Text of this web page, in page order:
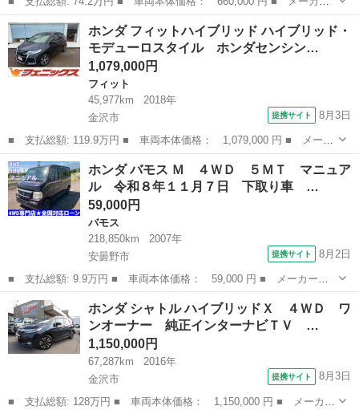
名： ホンダ ■ 車種名： Ｎ－ＢＯＸカスタム ■ グレード名：
Ｇ・Ｌパッケージ ナビ／Ｂカメラ／ドラレコ 運転席助手席エアバ
ック 禁煙 ...
石川 金沢市 N-BOX
ホンダ フィットハイブリッド ハイブリッド・
モデューロスタイル ホンダセンシン…
1,079,000円
フィット
45,977km
2018年
金沢市
提携サイト 8月3日
■ 支払総額: 119.9万円 ■ 車両本体価格： 1,079,000 円 ■ メーカ
ー名： ホンダ ■ 車種名： フィットハイブリッド ■ グレード
名： ハイブリッド・モデューロスタイル ホンダセンシング☆禁煙
☆ ☆専用...
石川 金沢市 フィット
ホンダ バモス Ｍ ４ＷＤ ５ＭＴ マニュア
ル 令和８年１１月７日 下取り車 …
59,000円
バモス
218,850km
2007年
安曇野市
提携サイト 8月2日
■ 支払総額: 9.9万円 ■ 車両本体価格： 59,000 円 ■ メーカー
名： ホンダ ■ 車種名： バモス ■ グレード名： Ｍ ４ＷＤ
５ＭＴ マニュアル 令和８年１１月７日 下取り車 ローン クレ
ジット ■ 排気...
長野 バモス
ホンダ シャトル ハイブリッドＸ ４ＷＤ ワ
ンオーナー 純正インターナビＴＶ …
1,150,000円
67,287km
2016年
金沢市
提携サイト 8月3日
■ 支払総額: 128万円 ■ 車両本体価格： 1,150,000 円 ■ メーカー